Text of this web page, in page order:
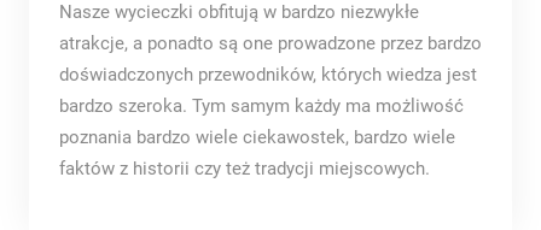
Nasze wycieczki obfitują w bardzo niezwykłe
atrakcje, a ponadto są one prowadzone przez bardzo
doświadczonych przewodników, których wiedza jest
bardzo szeroka. Tym samym każdy ma możliwość
poznania bardzo wiele ciekawostek, bardzo wiele
faktów z historii czy też tradycji miejscowych.